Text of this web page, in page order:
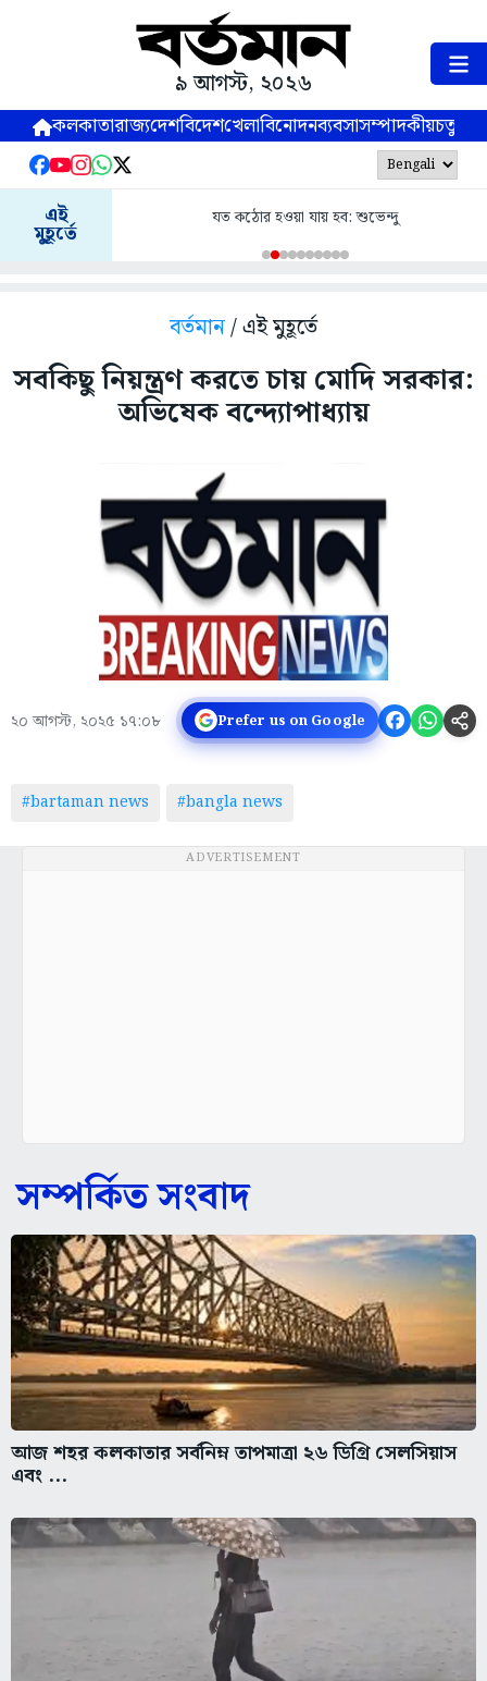
৯ আগস্ট, ২০২৬
কলকাতারাজ্যদেশবিদেশখেলাবিনোদনব্যবসাসম্পাদকীয়
এই
মুহূর্তে
যত কঠোর হওয়া যায় হব: শুভেন্দু
বর্তমান/ এই মুহূর্তে
সবকিছু নিয়ন্ত্রণ করতে চায় মোদি সরকার:
অভিষেক বন্দ্যোপাধ্যায়
২০ আগস্ট, ২০২৫ ১৭:০৮ Prefer us on Google
#bartaman news #bangla news
ADVERTISEMENT
সম্পর্কিত সংবাদ
আজ শহর কলকাতার সর্বনিম্ন তাপমাত্রা ২৬ ডিগ্রি সেলসিয়াস
এবং ...